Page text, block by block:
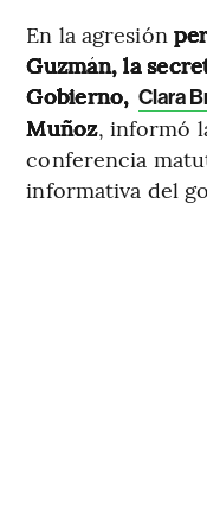
En la agresión
Guzmán, la
Gobierno, Clara
Muñoz, informó
conferencia
informativa del